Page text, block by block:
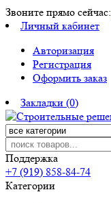
Звоните прямо сейчас:
Личный кабинет
Авторизация
Регистрация
Оформить заказ
Закладки (0)
Поддержка
+7 (919) 858-84-74
Категории